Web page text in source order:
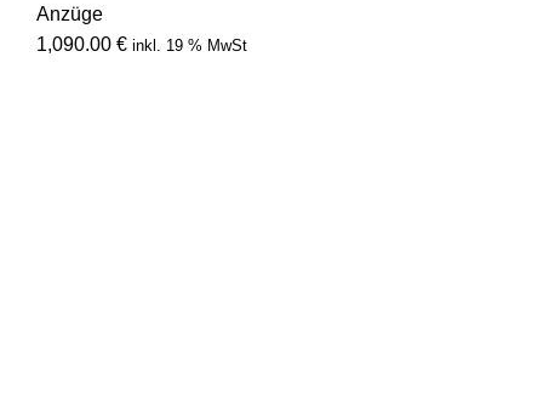
Anzüge
1,090.00 € inkl. 19 % MwSt